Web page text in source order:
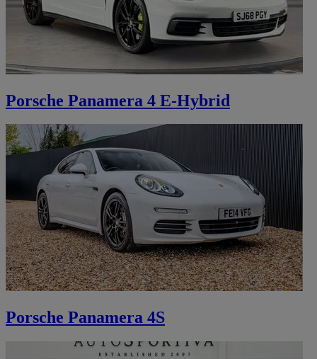
Porsche Panamera 4 E-Hybrid
Porsche Panamera 4S